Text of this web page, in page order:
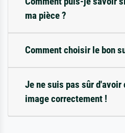
ma pièce ?
Comment choisir le bon
Je ne suis pas sûr d'avoir
image correctement !